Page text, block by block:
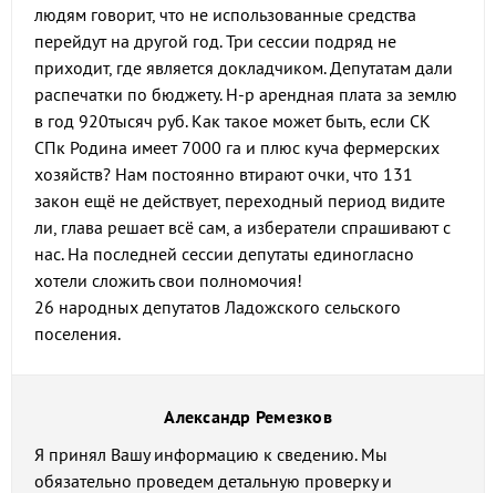
людям говорит, что не использованные средства
перейдут на другой год. Три сессии подряд не
приходит, где является докладчиком. Депутатам дали
распечатки по бюджету. Н-р арендная плата за землю
в год 920тысяч руб. Как такое может быть, если СК
СПк Родина имеет 7000 га и плюс куча фермерских
хозяйств? Нам постоянно втирают очки, что 131
закон ещё не действует, переходный период видите
ли, глава решает всё сам, а избератели спрашивают с
нас. На последней сессии депутаты единогласно
хотели сложить свои полномочия!
26 народных депутатов Ладожского сельского
поселения.
Александр Ремезков
Я принял Вашу информацию к сведению. Мы
обязательно проведем детальную проверку и